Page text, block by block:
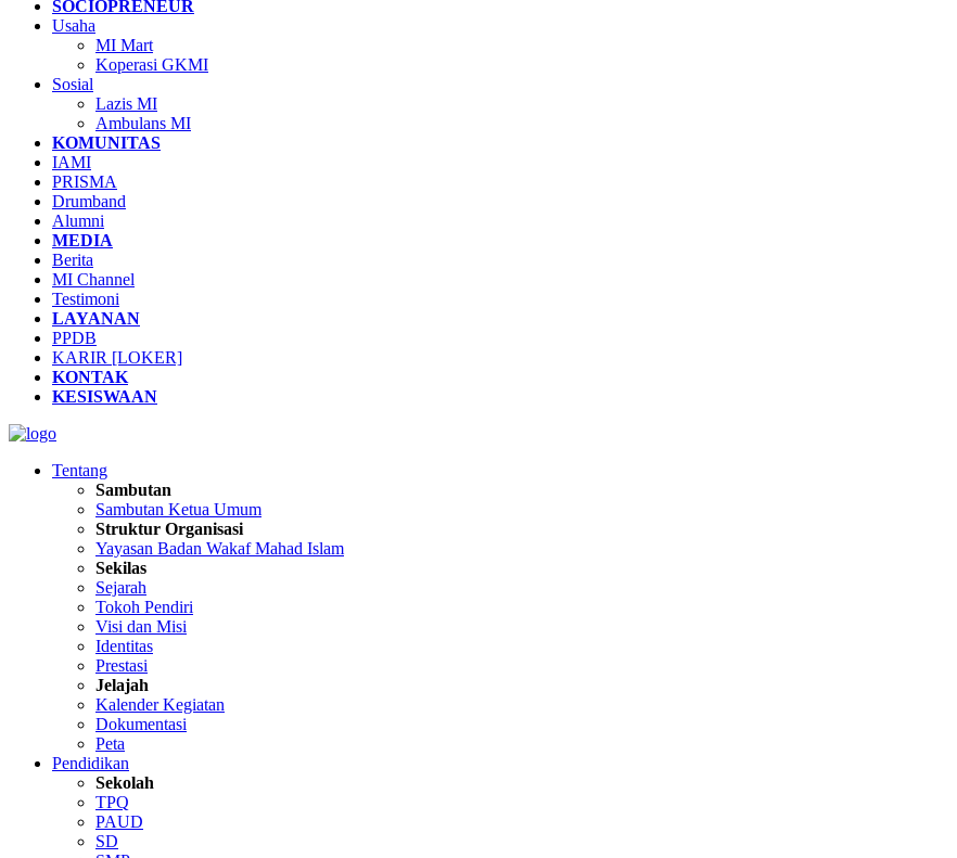
SOCIOPRENEUR
Usaha
MI Mart
Koperasi GKMI
Sosial
Lazis MI
Ambulans MI
KOMUNITAS
IAMI
PRISMA
Drumband
Alumni
MEDIA
Berita
MI Channel
Testimoni
LAYANAN
PPDB
KARIR [LOKER]
KONTAK
KESISWAAN
Tentang
Sambutan
Sambutan Ketua Umum
Struktur Organisasi
Yayasan Badan Wakaf Mahad Islam
Sekilas
Sejarah
Tokoh Pendiri
Visi dan Misi
Identitas
Prestasi
Jelajah
Kalender Kegiatan
Dokumentasi
Peta
Pendidikan
Sekolah
TPQ
PAUD
SD